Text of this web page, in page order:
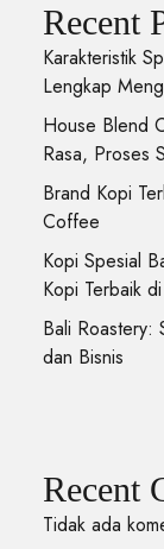
Recent
Karakteristik
Lengkap
House Blend
Rasa, Proses
Brand Kopi
Coffee
Kopi Spesial
Kopi Terbaik
Bali Roastery:
dan Bisnis
Recent
Tidak ada